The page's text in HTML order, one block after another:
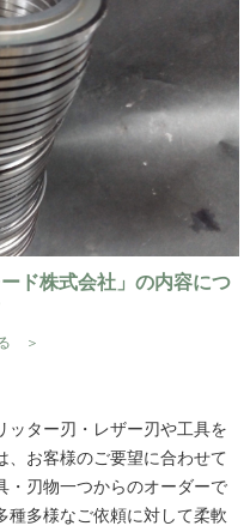
ド株式会社」の内容につ
＞
ッター刃・レザー刃や工具を
、お客様のご要望に合わせて
・刃物一つからのオーダーで
種多様なご依頼に対して柔軟